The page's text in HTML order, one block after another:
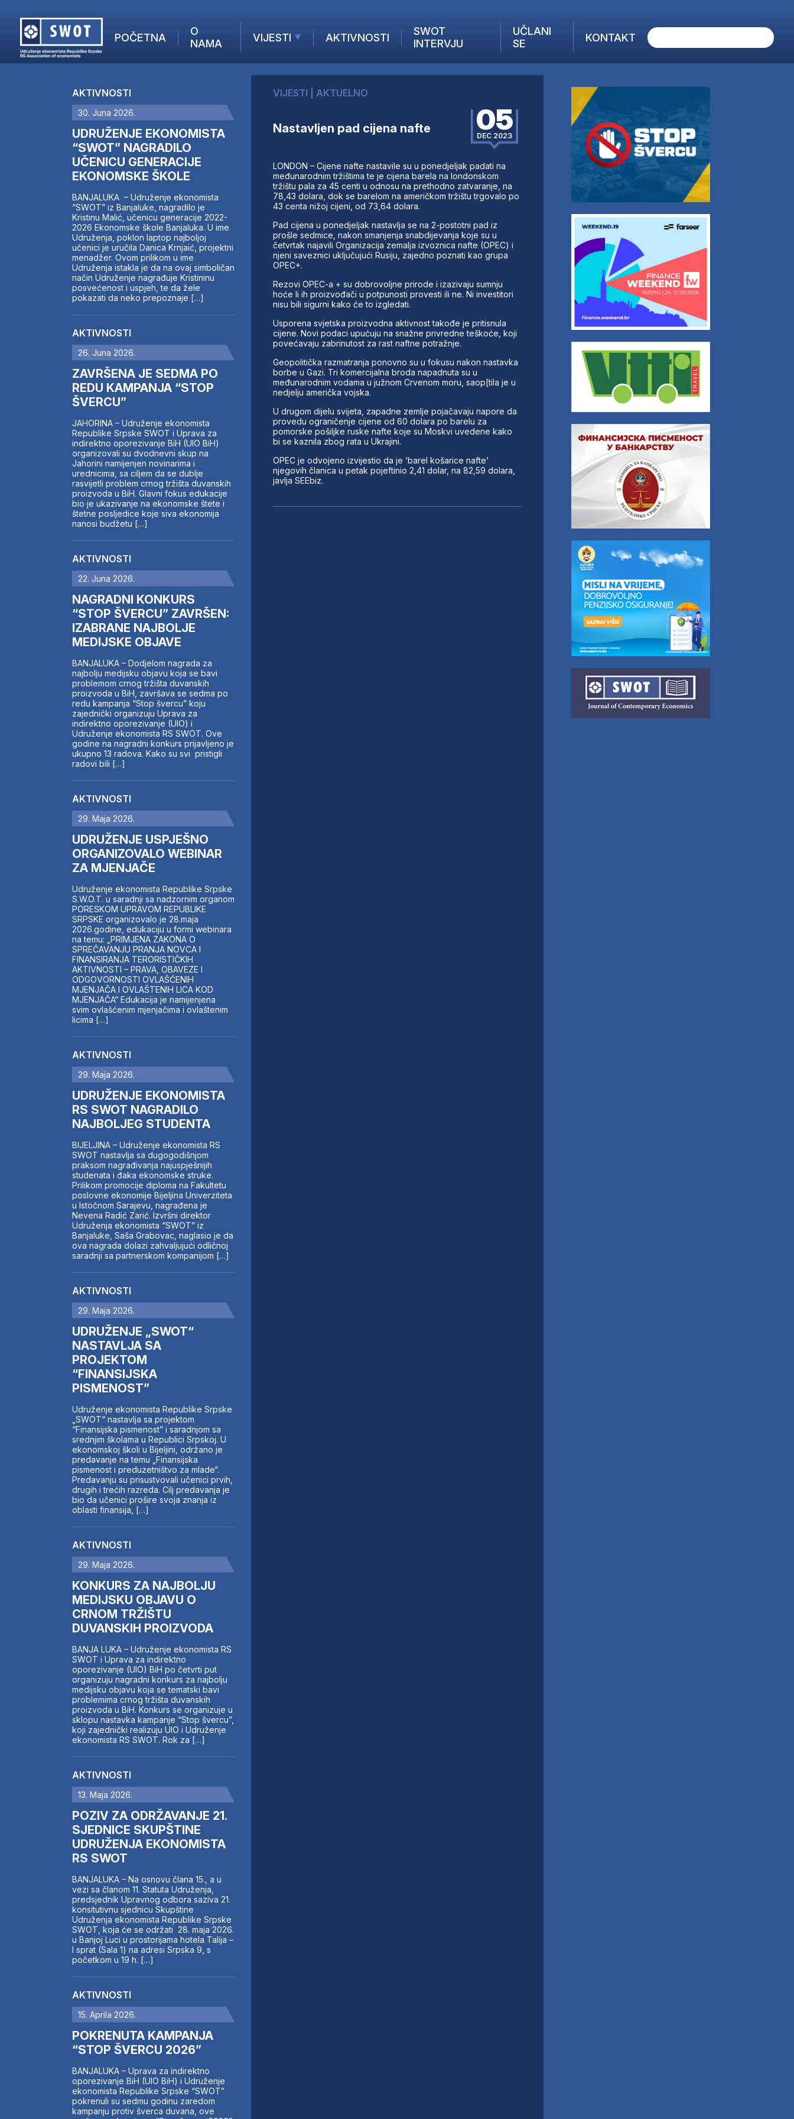
POČETNA
O
NAMA
VIJESTI
AKTUELNO
KOMPANIJE
IZ STRANIH MEDIJA
AKTIVNOSTI
SWOT
INTERVJU
UČLANI
SE
KONTAKT
AKTUELNO
ANALIZE
KOMPANIJE
FINANSIJE
IZ STRANIH MEDIJA
AKTIVNOSTI
SWOT INTERVJU
UČLANI SE
KONTAKT
AKTIVNOSTI
30. Juna 2026.
UDRUŽENJE EKONOMISTA
“SWOT” NAGRADILO
UČENICU GENERACIJE
EKONOMSKE ŠKOLE
BANJALUKA – Udruženje ekonomista
“SWOT” iz Banjaluke, nagradilo je
Kristinu Malić, učenicu generacije 2022-
2026 Ekonomske škole Banjaluka. U ime
Udruženja, poklon laptop najboljoj
učenici je uručila Danica Krnjaić, projektni
menadžer. Ovom prilikom u ime
Udruženja istakla je da na ovaj simboličan
način Udruženje nagrađuje Kristininu
posvećenost i uspjeh, te da žele
pokazati da neko prepoznaje […]
AKTIVNOSTI
26. Juna 2026.
ZAVRŠENA JE SEDMA PO
REDU KAMPANJA “STOP
ŠVERCU”
JAHORINA – Udruženje ekonomista
Republike Srpske SWOT i Uprava za
indirektno oporezivanje BiH (UIO BiH)
organizovali su dvodnevni skup na
Jahorini namijenjen novinarima i
urednicima, sa ciljem da se dublje
rasvijetli problem crnog tržišta duvanskih
proizvoda u BiH. Glavni fokus edukacije
bio je ukazivanje na ekonomske štete i
štetne posljedice koje siva ekonomija
nanosi budžetu […]
AKTIVNOSTI
22. Juna 2026.
NAGRADNI KONKURS
“STOP ŠVERCU” ZAVRŠEN:
IZABRANE NAJBOLJE
MEDIJSKE OBJAVE
BANJALUKA – Dodjelom nagrada za
najbolju medijsku objavu koja se bavi
problemom crnog tržišta duvanskih
proizvoda u BiH, završava se sedma po
redu kampanja “Stop švercu” koju
zajednički organizuju Uprava za
indirektno oporezivanje (UIO) i
Udruženje ekonomista RS SWOT. Ove
godine na nagradni konkurs prijavljeno je
ukupno 13 radova. Kako su svi pristigli
radovi bili […]
AKTIVNOSTI
29. Maja 2026.
UDRUŽENJE USPJEŠNO
ORGANIZOVALO WEBINAR
ZA MJENJAČE
Udruženje ekonomista Republike Srpske
S.W.O.T. u saradnji sa nadzornim organom
PORESKOM UPRAVOM REPUBLIKE
SRPSKE organizovalo je 28.maja
2026.godine, edukaciju u formi webinara
na temu: „PRIMJENA ZAKONA O
SPREČAVANJU PRANJA NOVCA I
FINANSIRANJA TERORISTIČKIH
AKTIVNOSTI – PRAVA, OBAVEZE I
ODGOVORNOSTI OVLAŠĆENIH
MJENJAČA I OVLAŠTENIH LICA KOD
MJENJAČA“ Edukacija je namijenjena
svim ovlašćenim mjenjačima i ovlaštenim
licima […]
AKTIVNOSTI
29. Maja 2026.
UDRUŽENJE EKONOMISTA
RS SWOT NAGRADILO
NAJBOLJEG STUDENTA
BIJELJINA – Udruženje ekonomista RS
SWOT nastavlja sa dugogodišnjom
praksom nagrađivanja najuspješnijih
studenata i đaka ekonomske struke.
Prilikom promocije diploma na Fakultetu
poslovne ekonomije Bijeljina Univerziteta
u Istočnom Sarajevu, nagrađena je
Nevena Radić Zarić. Izvršni direktor
Udruženja ekonomista “SWOT” iz
Banjaluke, Saša Grabovac, naglasio je da
ova nagrada dolazi zahvaljujući odličnoj
saradnji sa partnerskom kompanijom […]
AKTIVNOSTI
29. Maja 2026.
UDRUŽENJE „SWOT“
NASTAVLJA SA
PROJEKTOM
“FINANSIJSKA
PISMENOST”
Udruženje ekonomista Republike Srpske
„SWOT“ nastavlja sa projektom
“Finansijska pismenost” i saradnjom sa
srednjim školama u Republici Srpskoj. U
ekonomskoj školi u Bijeljini, održano je
predavanje na temu „Finansijska
pismenost i preduzetništvo za mlade“.
Predavanju su prisustvovali učenici prvih,
drugih i trećih razreda. Cilj predavanja je
bio da učenici prošire svoja znanja iz
oblasti finansija, […]
AKTIVNOSTI
29. Maja 2026.
KONKURS ZA NAJBOLJU
MEDIJSKU OBJAVU O
CRNOM TRŽIŠTU
DUVANSKIH PROIZVODA
BANJA LUKA – Udruženje ekonomista RS
SWOT i Uprava za indirektno
oporezivanje (UIO) BiH po četvrti put
organizuju nagradni konkurs za najbolju
medijsku objavu koja se tematski bavi
problemima crnog tržišta duvanskih
proizvoda u BiH. Konkurs se organizuje u
sklopu nastavka kampanje “Stop švercu”,
koji zajednički realizuju UIO i Udruženje
ekonomista RS SWOT. Rok za […]
AKTIVNOSTI
13. Maja 2026.
POZIV ZA ODRŽAVANJE 21.
SJEDNICE SKUPŠTINE
UDRUŽENJA EKONOMISTA
RS SWOT
BANJALUKA – Na osnovu člana 15., a u
vezi sa članom 11. Statuta Udruženja,
predsjednik Upravnog odbora saziva 21.
konsitutivnu sjednicu Skupštine
Udruženja ekonomista Republike Srpske
SWOT, koja će se održati 28. maja 2026.
u Banjoj Luci u prostorijama hotela Talija –
I sprat (Sala 1) na adresi Srpska 9, s
početkom u 19 h. […]
AKTIVNOSTI
15. Aprila 2026.
POKRENUTA KAMPANJA
“STOP ŠVERCU 2026”
BANJALUKA – Uprava za indirektno
oporezivanje BiH (UIO BiH) i Udruženje
ekonomista Republike Srpske “SWOT”
pokrenuli su sedmu godinu zaredom
kampanju protiv šverca duvana, ove
VIJESTI AKTUELNO
Nastavljen pad cijena nafte 05
DEC 2023
LONDON – Cijene nafte nastavile su u ponedjeljak padati na
međunarodnim tržištima te je cijena barela na londonskom
tržištu pala za 45 centi u odnosu na prethodno zatvaranje, na
78,43 dolara, dok se barelom na američkom tržištu trgovalo po
43 centa nižoj cijeni, od 73,64 dolara.
Pad cijena u ponedjeljak nastavlja se na 2-postotni pad iz
prošle sedmice, nakon smanjenja snabdijevanja koje su u
četvrtak najavili Organizacija zemalja izvoznica nafte (OPEC) i
njeni saveznici uključujući Rusiju, zajedno poznati kao grupa
OPEC+.
Rezovi OPEC-a + su dobrovoljne prirode i izazivaju sumnju
hoće li ih proizvođači u potpunosti provesti ili ne. Ni investitori
nisu bili sigurni kako će to izgledati.
Usporena svjetska proizvodna aktivnost takođe je pritisnula
cijene. Novi podaci upućuju na snažne privredne teškoće, koji
povećavaju zabrinutost za rast naftne potražnje.
Geopolitička razmatranja ponovno su u fokusu nakon nastavka
borbe u Gazi. Tri komercijalna broda napadnuta su u
međunarodnim vodama u južnom Crvenom moru, saop[tila je u
nedjelju američka vojska.
U drugom dijelu svijeta, zapadne zemlje pojačavaju napore da
provedu ograničenje cijene od 60 dolara po barelu za
pomorske pošiljke ruske nafte koje su Moskvi uvedene kako
bi se kaznila zbog rata u Ukrajini.
OPEC je odvojeno izvijestio da je ‘barel košarice nafte’
njegovih članica u petak pojeftinio 2,41 dolar, na 82,59 dolara,
javlja SEEbiz.